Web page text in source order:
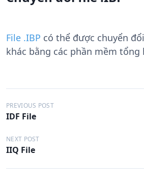
File .IBP có thể được chuyển
khác bằng các phần mềm tổng
Đ
i
ề
u
h
PREVIOUS POST
IDF File
NEXT POST
IIQ File